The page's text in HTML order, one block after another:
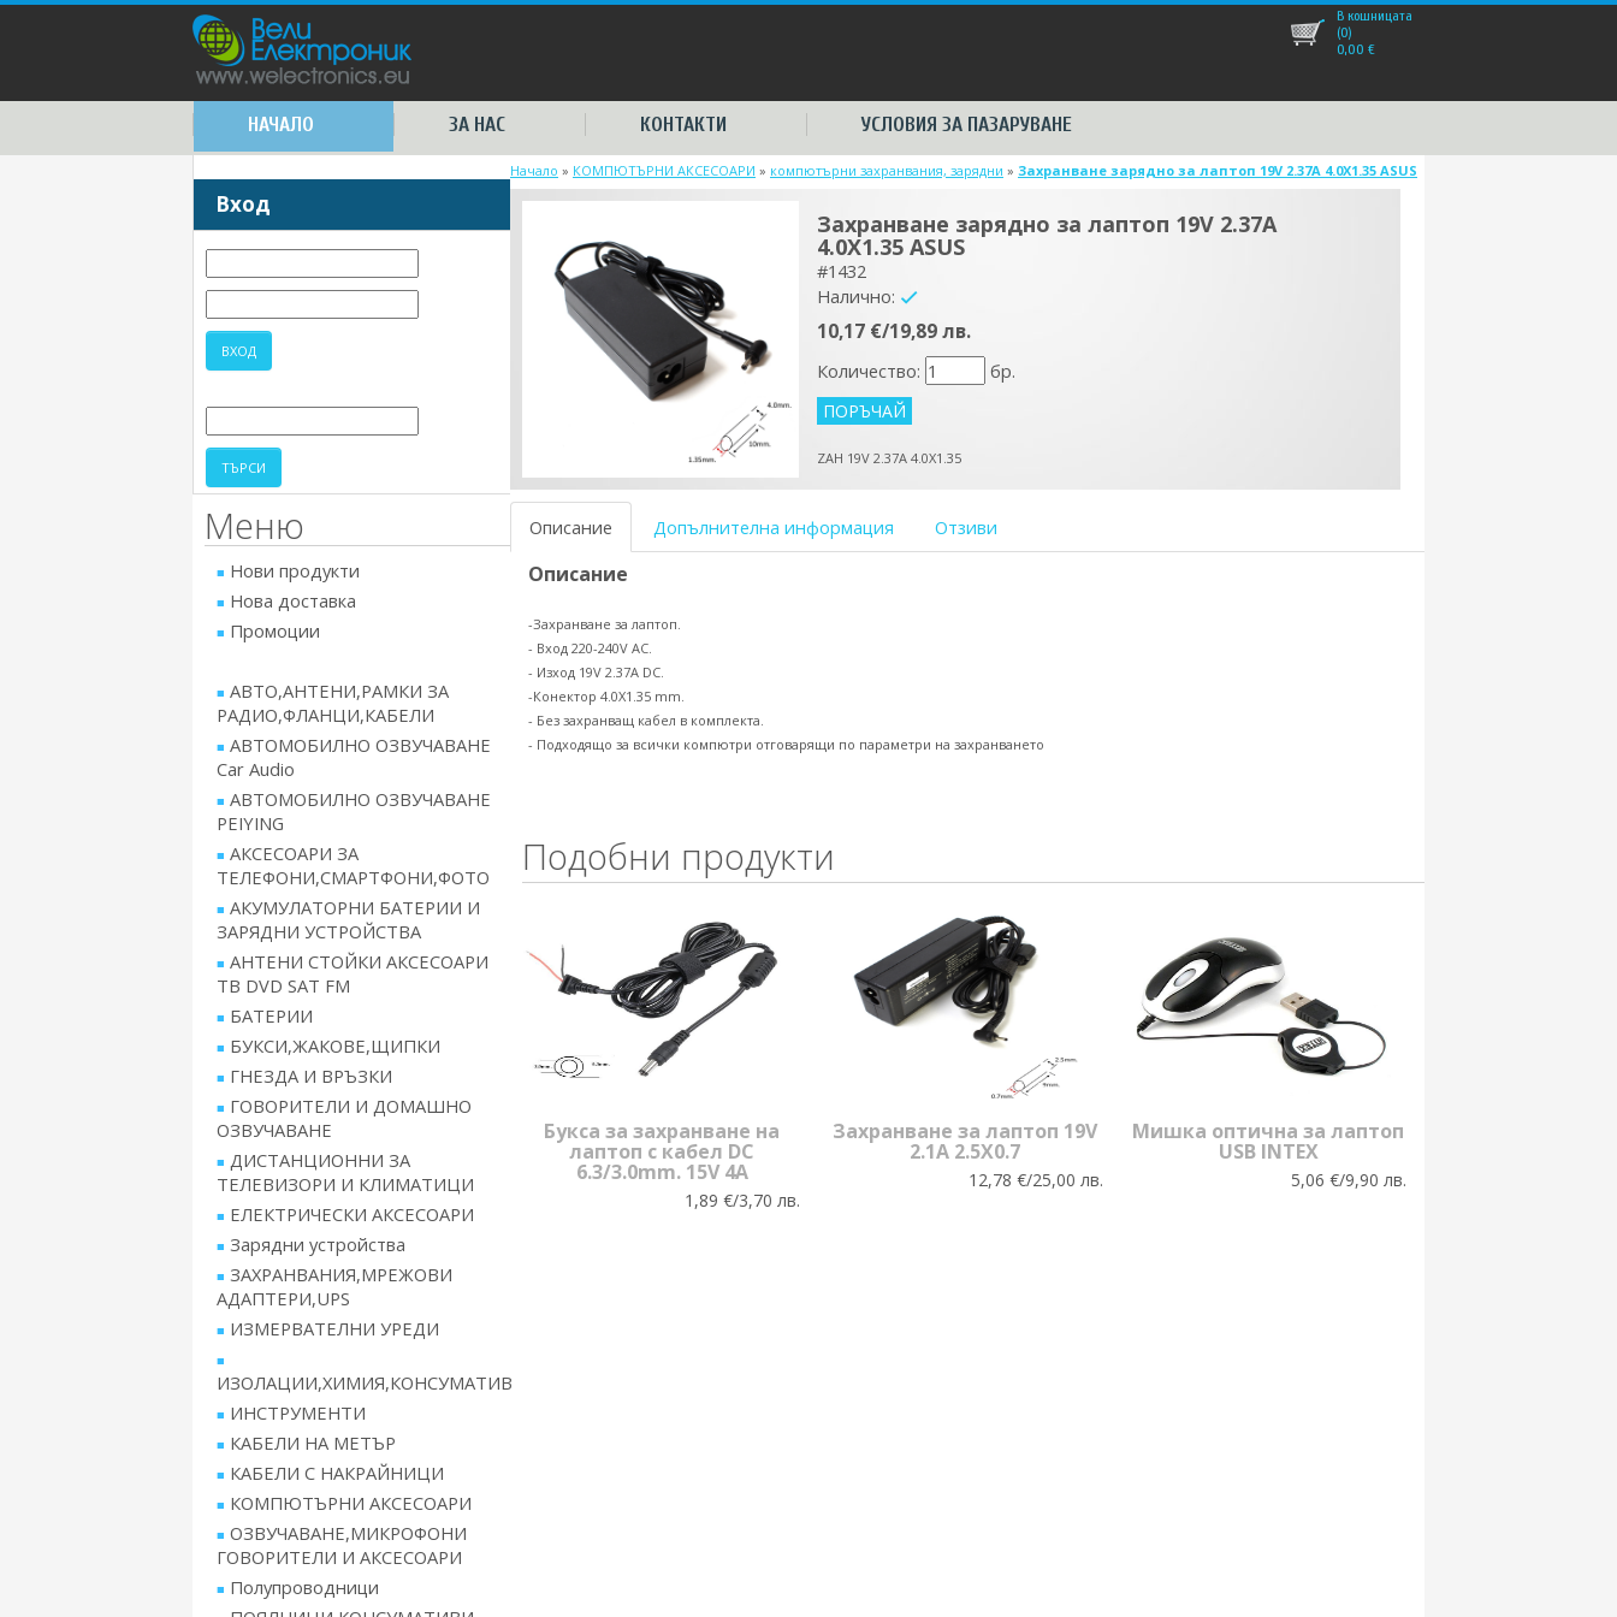
НАЧАЛО ЗА НАС КОНТАКТИ УСЛОВИЯ ЗА ПАЗАРУВАНЕ
В кошницата
(0)
0,00 €
Вход
Меню
Нови продукти
Нова доставка
Промоции
АВТО,АНТЕНИ,РАМКИ ЗА
РАДИО,ФЛАНЦИ,КАБЕЛИ
АВТОМОБИЛНО ОЗВУЧАВАНЕ
Car Audio
АВТОМОБИЛНО ОЗВУЧАВАНЕ
PEIYING
АКСЕСОАРИ ЗА
ТЕЛЕФОНИ,СМАРТФОНИ,ФОТО
АКУМУЛАТОРНИ БАТЕРИИ И
ЗАРЯДНИ УСТРОЙСТВА
АНТЕНИ СТОЙКИ АКСЕСОАРИ
ТВ DVD SAT FM
БАТЕРИИ
БУКСИ,ЖАКОВЕ,ЩИПКИ
ГНЕЗДА И ВРЪЗКИ
ГОВОРИТЕЛИ И ДОМАШНО
ОЗВУЧАВАНЕ
ДИСТАНЦИОННИ ЗА
ТЕЛЕВИЗОРИ И КЛИМАТИЦИ
ЕЛЕКТРИЧЕСКИ АКСЕСОАРИ
Зарядни устройства
ЗАХРАНВАНИЯ,МРЕЖОВИ
АДАПТЕРИ,UPS
ИЗМЕРВАТЕЛНИ УРЕДИ
ИЗОЛАЦИИ,ХИМИЯ,КОНСУМАТИВ
ИНСТРУМЕНТИ
КАБЕЛИ НА МЕТЪР
КАБЕЛИ С НАКРАЙНИЦИ
КОМПЮТЪРНИ АКСЕСОАРИ
ОЗВУЧАВАНЕ,МИКРОФОНИ
ГОВОРИТЕЛИ И АКСЕСОАРИ
Полупроводници
Начало » КОМПЮТЪРНИ АКСЕСОАРИ » компютърни захранвания, зарядни » Захранване зарядно за лаптоп 19V 2.37A 4.0X1.35 ASUS
Захранване зарядно за лаптоп 19V 2.37A
4.0X1.35 ASUS
#1432
Налично:
10,17 €/19,89 лв.
Количество: бр.
ZAH 19V 2.37A 4.0X1.35
Описание Допълнителна информация Отзиви
Описание
-Захранване за лаптоп.
- Вход 220-240V AC.
- Изход 19V 2.37A DC.
-Конектор 4.0X1.35 mm.
- Без захранващ кабел в комплекта.
- Подходящо за всички компютри отговарящи по параметри на захранването
Подобни продукти
Букса за захранване на
лаптоп с кабел DC
6.3/3.0mm. 15V 4A
1,89 €/3,70 лв.
Захранване за лаптоп 19V
2.1A 2.5X0.7
12,78 €/25,00 лв.
Мишка оптична за лаптоп
USB INTEX
5,06 €/9,90 лв.